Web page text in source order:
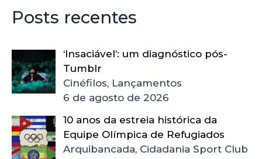
Posts recentes
‘Insaciável’: um diagnóstico pós-
Tumblr
Cinéfilos, Lançamentos
6 de agosto de 2026
10 anos da estreia histórica da
Equipe Olímpica de Refugiados
Arquibancada, Cidadania Sport Club